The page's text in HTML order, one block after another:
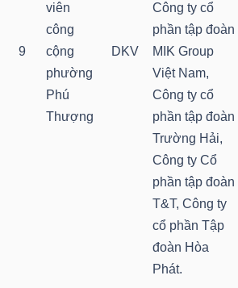
9
viên
công
cộng
phường
Phú
Thượng
DKV
Công ty cổ
phần tập đoàn
MIK Group
Việt Nam,
Công ty cổ
phần tập đoàn
Trường Hải,
Công ty Cổ
phần tập đoàn
T&T, Công ty
cổ phần Tập
đoàn Hòa
Phát.
CHÍNH
CÔNG